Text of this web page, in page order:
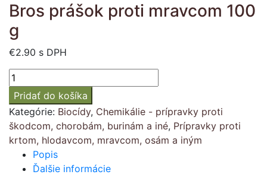
Bros prášok proti mravcom 100
g
€2.90 s DPH
množstvo
Bros
prášok
proti
mravcom
100
Pridať do košíka
Kategórie: Biocídy, Chemikálie - prípravky proti
škodcom, chorobám, burinám a iné, Prípravky proti
krtom, hlodavcom, mravcom, osám a iným
Popis
Ďalšie informácie